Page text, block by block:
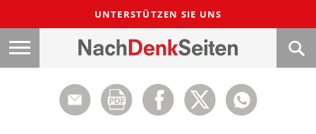
UNTERSTÜTZEN SIE UNS